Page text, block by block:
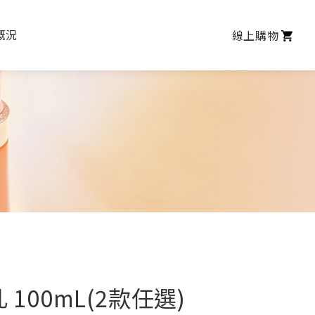
況 線上購物
100mL(2款任選)